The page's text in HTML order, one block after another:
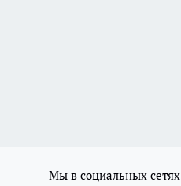
Мы в социальных сетях